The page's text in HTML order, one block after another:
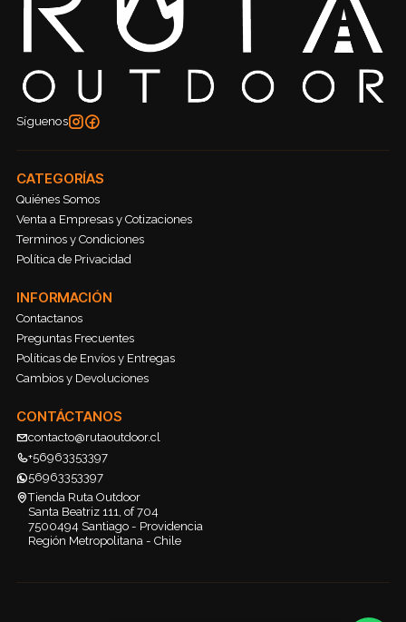
Síguenos
CATEGORÍAS
Quiénes Somos
Venta a Empresas y Cotizaciones
Terminos y Condiciones
Política de Privacidad
INFORMACIÓN
Contactanos
Preguntas Frecuentes
Políticas de Envíos y Entregas
Cambios y Devoluciones
CONTÁCTANOS
contacto@rutaoutdoor.cl
+56963353397
56963353397
Tienda Ruta Outdoor
Santa Beatriz 111, of 704
7500494 Santiago - Providencia
Región Metropolitana - Chile